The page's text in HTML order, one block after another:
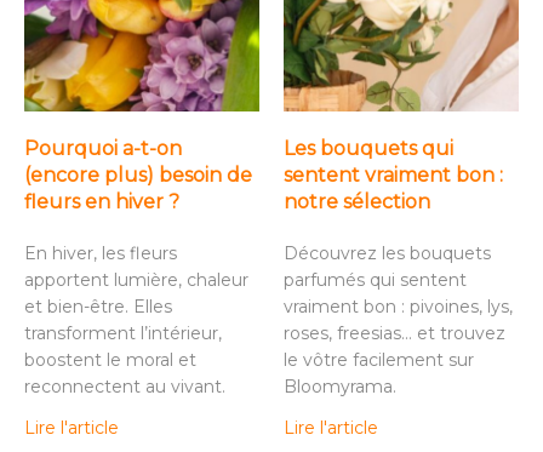
Pourquoi a-t-on
(encore plus) besoin de
fleurs en hiver ?
En hiver, les fleurs
apportent lumière, chaleur
et bien-être. Elles
transforment l’intérieur,
boostent le moral et
reconnectent au vivant.
Lire l'article
Les bouquets qui
sentent vraiment bon :
notre sélection
Découvrez les bouquets
parfumés qui sentent
vraiment bon : pivoines, lys,
roses, freesias… et trouvez
le vôtre facilement sur
Bloomyrama.
Lire l'article